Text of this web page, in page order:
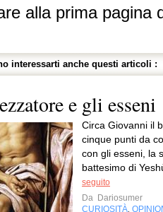
alla prima pagina
interessarti anche questi articoli :
e gli esseni
Circa Giovanni il
cinque punti da
con gli esseni, la
battesimo di
seguito
Da Dariosumer
CURIOSITÀ